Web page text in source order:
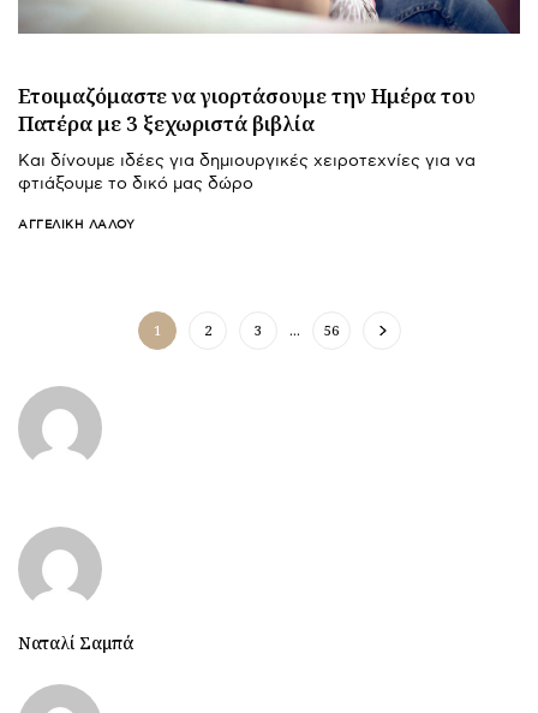
Ετοιμαζόμαστε να γιορτάσουμε την Ημέρα του
Πατέρα με 3 ξεχωριστά βιβλία
Και δίνουμε ιδέες για δημιουργικές χειροτεχνίες για να
φτιάξουμε το δικό μας δώρο
ΑΓΓΕΛΙΚΉ ΛΆΛΟΥ
1 2 3 … 56
Ναταλί Σαμπά